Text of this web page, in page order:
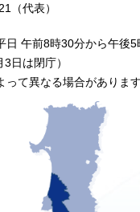
（代表）
日 午前8時30分から午後5
3日は閉庁）
て異なる場合があります